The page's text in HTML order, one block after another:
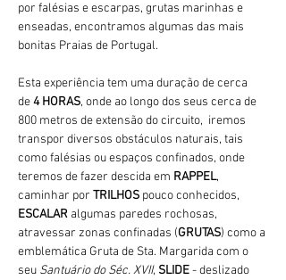
por falésias e escarpas, grutas marinhas e
enseadas, encontramos algumas das mais
bonitas Praias de Portugal.
Esta experiência tem uma duração de cerca
de 4 HORAS, onde ao longo dos seus cerca de
800 metros de extensão do circuito,  iremos
transpor diversos obstáculos naturais, tais
como falésias ou espaços confinados, onde
teremos de fazer descida em RAPPEL,
caminhar por TRILHOS pouco conhecidos,
ESCALAR algumas paredes rochosas,
atravessar zonas confinadas (GRUTAS) como a
emblemática Gruta de Sta. Margarida com o
seu Santuário do Séc. XVII, SLIDE - deslizado